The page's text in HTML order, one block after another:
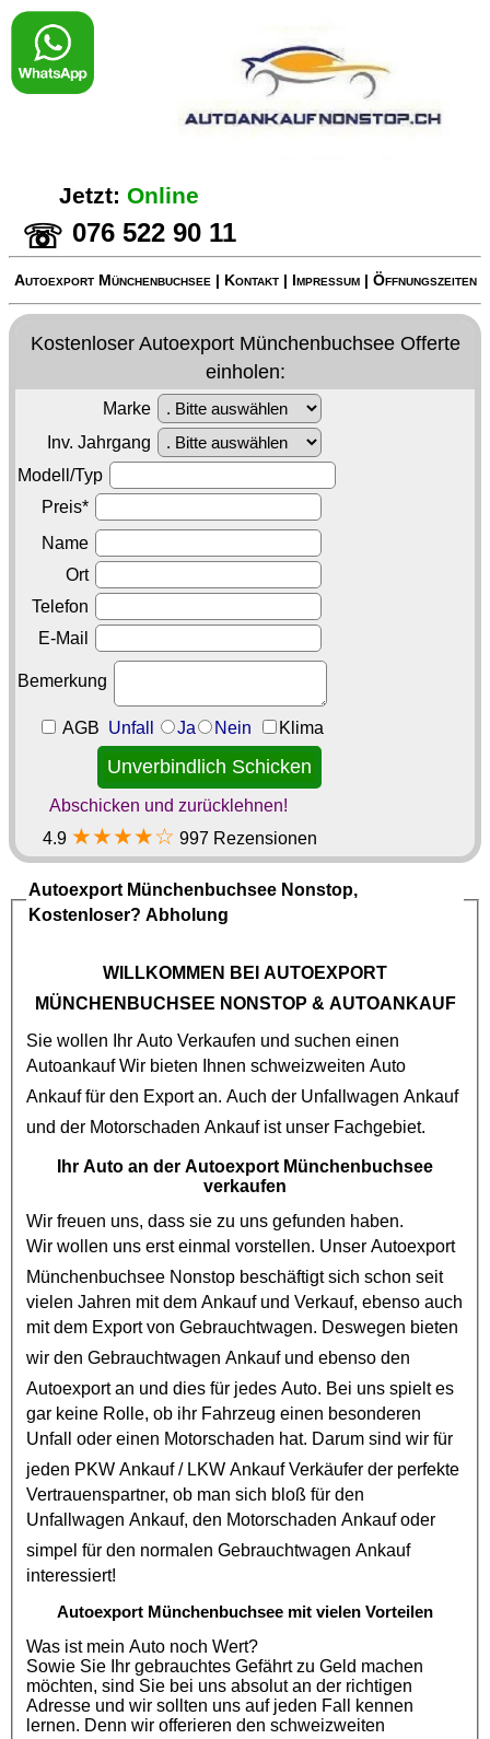
Jetzt: Online
☏ 076 522 90 11
Autoexport Münchenbuchsee| Kontakt| Impressum| Öffnungszeiten
Kostenloser Autoexport MünchenbuchseeOfferte
einholen:
Marke
Inv. Jahrgang
Modell/Typ
Preis*
Name
Ort
Telefon
E-Mail
Bemerkung
AGB Unfall Ja Nein Klima
Abschicken und zurücklehnen!
4.9 ★★★★☆ 997 Rezensionen
Autoexport Münchenbuchsee Nonstop,
Kostenloser? Abholung
WILLKOMMEN BEI AUTOEXPORT
MÜNCHENBUCHSEE NONSTOP & AUTOANKAUF
Sie wollen Ihr Auto Verkaufen und suchen einen
AutoankaufWir bieten Ihnen schweizweiten Auto
Ankauf für den Export an. Auch der Unfallwagen Ankauf
und der Motorschaden Ankaufist unser Fachgebiet.
Ihr Auto an der Autoexport Münchenbuchsee
verkaufen
Wir freuen uns, dass sie zu uns gefunden haben.
Wir wollen uns erst einmal vorstellen. Unser Autoexport
Münchenbuchsee Nonstop beschäftigt sich schon seit
vielen Jahren mit dem Ankauf und Verkauf, ebenso auch
mit dem Export von Gebrauchtwagen. Deswegen bieten
wir den Gebrauchtwagen Ankaufund ebenso den
Autoexportan und dies für jedes Auto. Bei uns spielt es
gar keine Rolle, ob ihr Fahrzeug einen besonderen
Unfall oder einen Motorschaden hat. Darum sind wir für
jeden PKW Ankauf/ LKW AnkaufVerkäufer der perfekte
Vertrauenspartner, ob man sich bloß für den
Unfallwagen Ankauf, den Motorschaden Ankaufoder
simpel für den normalen Gebrauchtwagen Ankauf
interessiert!
Autoexport Münchenbuchsee mit vielen Vorteilen
Was ist mein Auto noch Wert?
Sowie Sie Ihr gebrauchtes Gefährt zu Geld machen
möchten, sind Sie bei uns absolut an der richtigen
Adresse und wir sollten uns auf jeden Fall kennen
lernen. Denn wir offerieren den schweizweiten